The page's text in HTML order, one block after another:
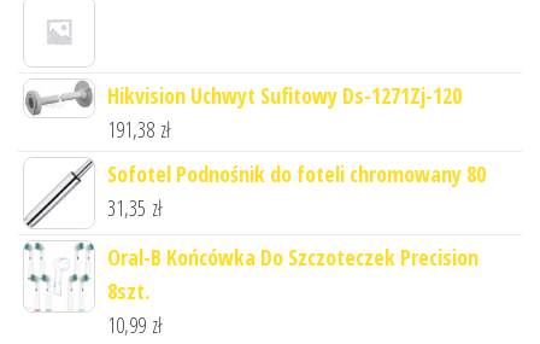
Hikvision Uchwyt Sufitowy Ds-1271Zj-120
191,38 zł
Sofotel Podnośnik do foteli chromowany 80
31,35 zł
Oral-B Końcówka Do Szczoteczek Precision
8szt.
10,99 zł